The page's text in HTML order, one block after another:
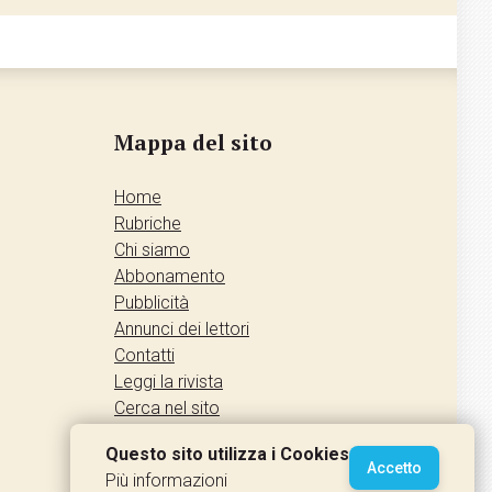
Mappa del sito
Home
Rubriche
Chi siamo
Abbonamento
Pubblicità
Annunci dei lettori
Contatti
Leggi la rivista
Cerca nel sito
Questo sito utilizza i Cookies
Più informazioni
Accetto